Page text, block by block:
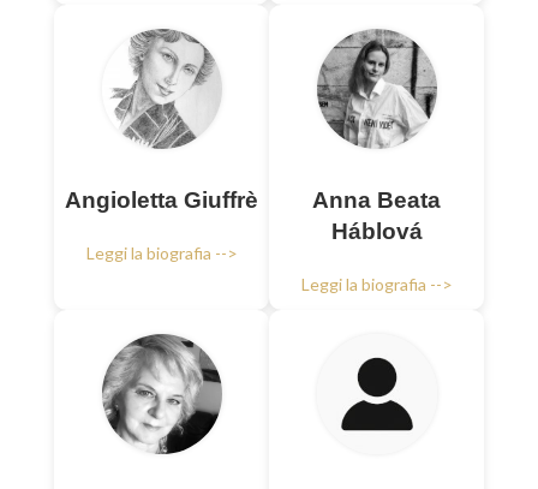
Angioletta Giuffrè
Leggi la biografia -->
Anna Beata
Háblová
Leggi la biografia -->